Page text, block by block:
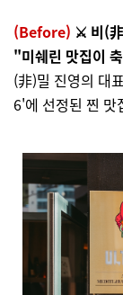
(Before) ⚔️ 비(
"미쉐린 맛집이
(非)밀 진영의 대
6'에 선정된 찐 맛